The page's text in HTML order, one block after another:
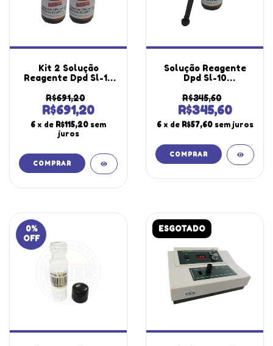
Kit 2 Solução
Reagente Dpd Sl-10
Livre Utilizada
Clorímetro C-300
Instrutherm
R$691,20
R$691,20
6 x de R$115,20 sem
juros
Solução Reagente
Dpd Sl-10
Livre Utilizada
Clorímetro C-300
Instrutherm
R$345,60
R$345,60
6 x de R$57,60 sem juros
0%
OFF
ESGOTADO